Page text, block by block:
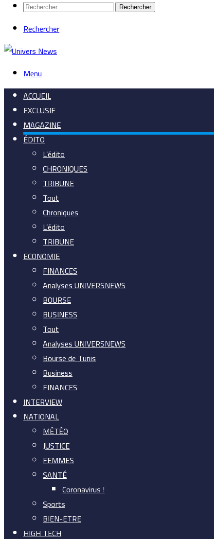
Rechercher
Rechercher
Menu
ACCUEIL
EXCLUSIF
MAGAZINE
ÉDITO
L’édito
CHRONIQUES
TRIBUNE
Tout
Chroniques
L’édito
TRIBUNE
ECONOMIE
FINANCES
Analyses UNIVERSNEWS
BOURSE
BUSINESS
Tout
Analyses UNIVERSNEWS
Bourse de Tunis
Business
FINANCES
INTERVIEW
NATIONAL
MÉTÉO
JUSTICE
FEMMES
SANTÉ
Coronavirus !
Sports
BIEN-ETRE
HIGH TECH